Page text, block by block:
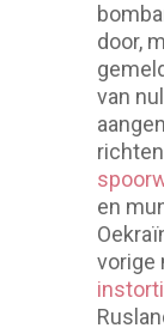
door,
van
en
vorige